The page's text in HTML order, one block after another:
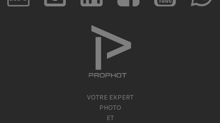
VOTRE EXPERT
PHOTO
ET